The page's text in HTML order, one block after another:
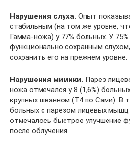
Нарушения слуха. Опыт
стабильным (на том же уровне,
Гамма-ножа) у 77% больных. У
функционально сохранным
сохранить его на прежнем уровне.
Нарушения мимики. Парез
ножа отмечался у 8 (1,6%)
крупных шванном (Т4 по Сами). В
больных с парезом лицевых мышц
отмечалось быстрое улучшение
после облучения.